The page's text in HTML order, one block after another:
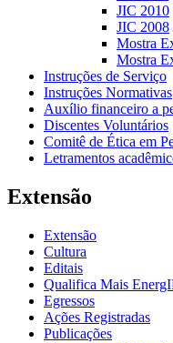
JIC 2010
JIC 2008
Mostra
Mostra
Instruções de Serviço
Instruções Normativas
Auxílio financeiro a
Discentes Voluntários
Comitê de Ética em
Letramentos
Extensão
Extensão
Cultura
Editais
Qualifica Mais
Egressos
Ações Registradas
Publicações